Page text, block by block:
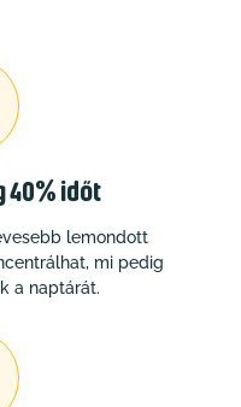
40% időt
lemondott
mi pedig
a naptárát.